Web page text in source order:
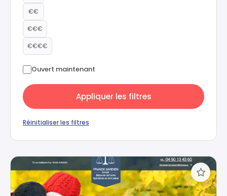
€€
€€€
€€€€
Ouvert maintenant
Appliquer les filtres
Réinitialiser les filtres